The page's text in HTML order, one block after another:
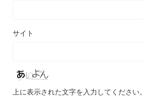
サイト
上に表示された文字を入力してください。